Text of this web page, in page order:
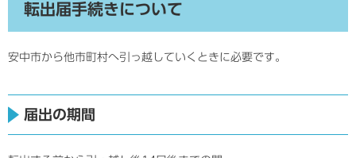
転出届手続きについて
安中市から他市町村へ引っ越していくときに必要です。
届出の期間